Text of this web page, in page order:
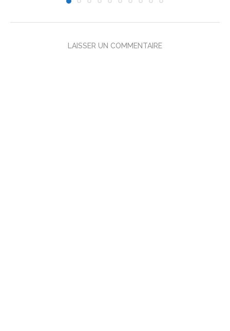
LAISSER UN COMMENTAIRE